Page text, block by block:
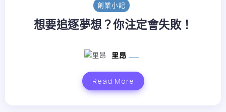
創業小記
想要追逐夢想？你注定會失敗！
里昂
Read More